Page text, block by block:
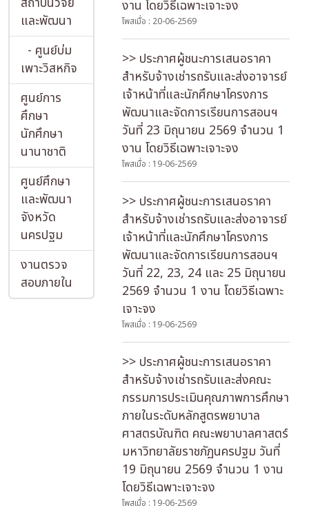
และพัฒนา
- ศูนย์บ่ม
เพาะวิสหกิจ
ศูนย์การ
ศึกษา
นักศึกษา
นานาชาติ
ศูนย์ศึกษา
และพัฒนา
จังหวัด
นครปฐม
งานตรวจ
สอบภายใน
งาน โดยวิธีเฉพาะเจาะจง
โพสเมื่อ : 20-06-2569
>> ประกาศผู้ชนะการเสนอราคา
สำหรับจ้างเช่ารถรับและส่งอาจารย์
เจ้าหน้าที่และนักศึกษาโครงการ
พัฒนาและจัดการเรียนการสอนฯ
วันที่ 23 มิถุนายน 2569 จำนวน 1
งาน โดยวิธีเฉพาะเจาะจง
โพสเมื่อ : 19-06-2569
>> ประกาศผู้ชนะการเสนอราคา
สำหรับจ้างเช่ารถรับและส่งอาจารย์
เจ้าหน้าที่และนักศึกษาโครงการ
พัฒนาและจัดการเรียนการสอนฯ
วันที่ 22, 23, 24 และ 25 มิถุนายน
2569 จำนวน 1 งาน โดยวิธีเฉพาะ
เจาะจง
โพสเมื่อ : 19-06-2569
>> ประกาศผู้ชนะการเสนอราคา
สำหรับจ้างเช่ารถรับและส่งคณะ
กรรมการประเมินคุณภาพการศึกษา
ภายในระดับหลักสูตรพยาบาล
ศาสตรบัณฑิต คณะพยาบาลศาสตร์
มหาวิทยาลัยราชภัฏนครปฐม วันที่
19 มิถุนายน 2569 จำนวน 1 งาน
โดยวิธีเฉพาะเจาะจง
โพสเมื่อ : 19-06-2569